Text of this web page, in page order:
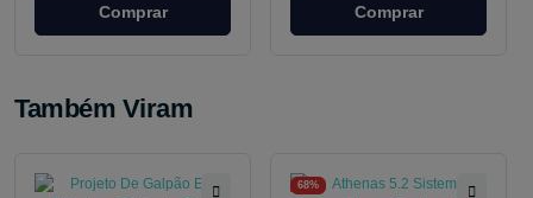
Comprar Comprar
Também Viram
68%